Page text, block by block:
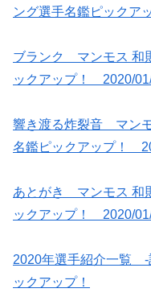
ング選手名鑑ピック
ブランク マンモス 和
ックアップ！ 2020/
響き渡る炸裂音 マン
名鑑ピックアップ！
あとがき マンモス 和
ックアップ！ 2020/
2020年選手紹介一覧
ックアップ！